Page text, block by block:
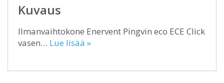
Kuvaus
Ilmanvaihtokone Enervent Pingvin eco ECE Click
vasen… Lue lisää »